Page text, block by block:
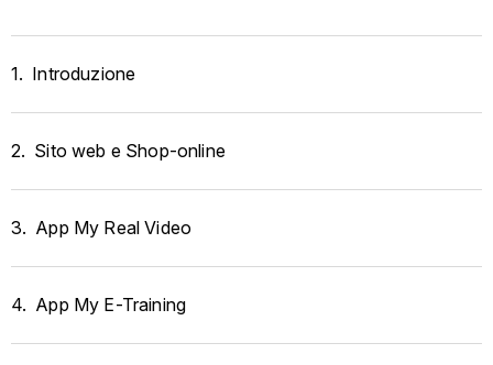
1. Introduzione
2. Sito web e Shop-online
3. App My Real Video
4. App My E-Training